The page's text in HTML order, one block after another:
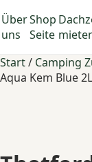
Über
uns
Shop
Seite
Start/ Camping
Aqua Kem Blue